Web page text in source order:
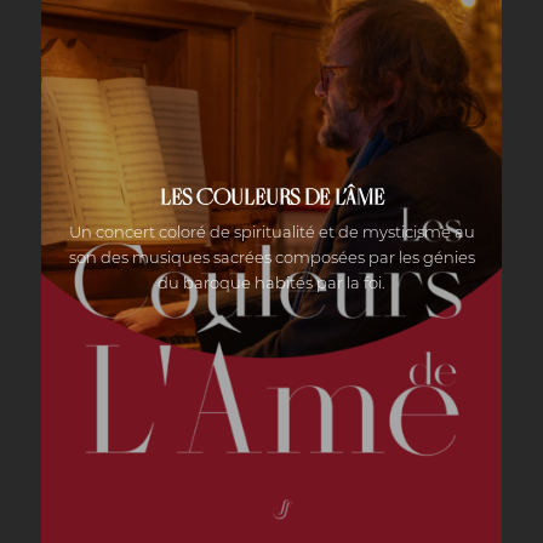
LES COULEURS DE L’ÂME
Un concert coloré de spiritualité et de mysticisme au
son des musiques sacrées composées par les génies
du baroque habités par la foi.